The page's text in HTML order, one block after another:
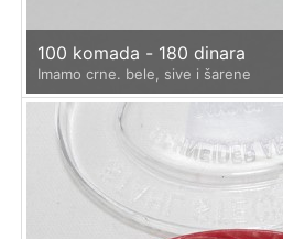
100 komada - 180 dinara
Imamo crne. bele, sive i šarene